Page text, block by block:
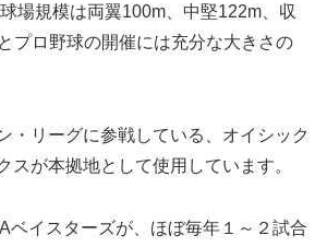
場規模は両翼100m、中堅122m、収
プロ野球の開催には充分な大きさの
・リーグに参戦している、オイシック
スが本拠地として使用しています。
ベイスターズが、ほぼ毎年１～２試合